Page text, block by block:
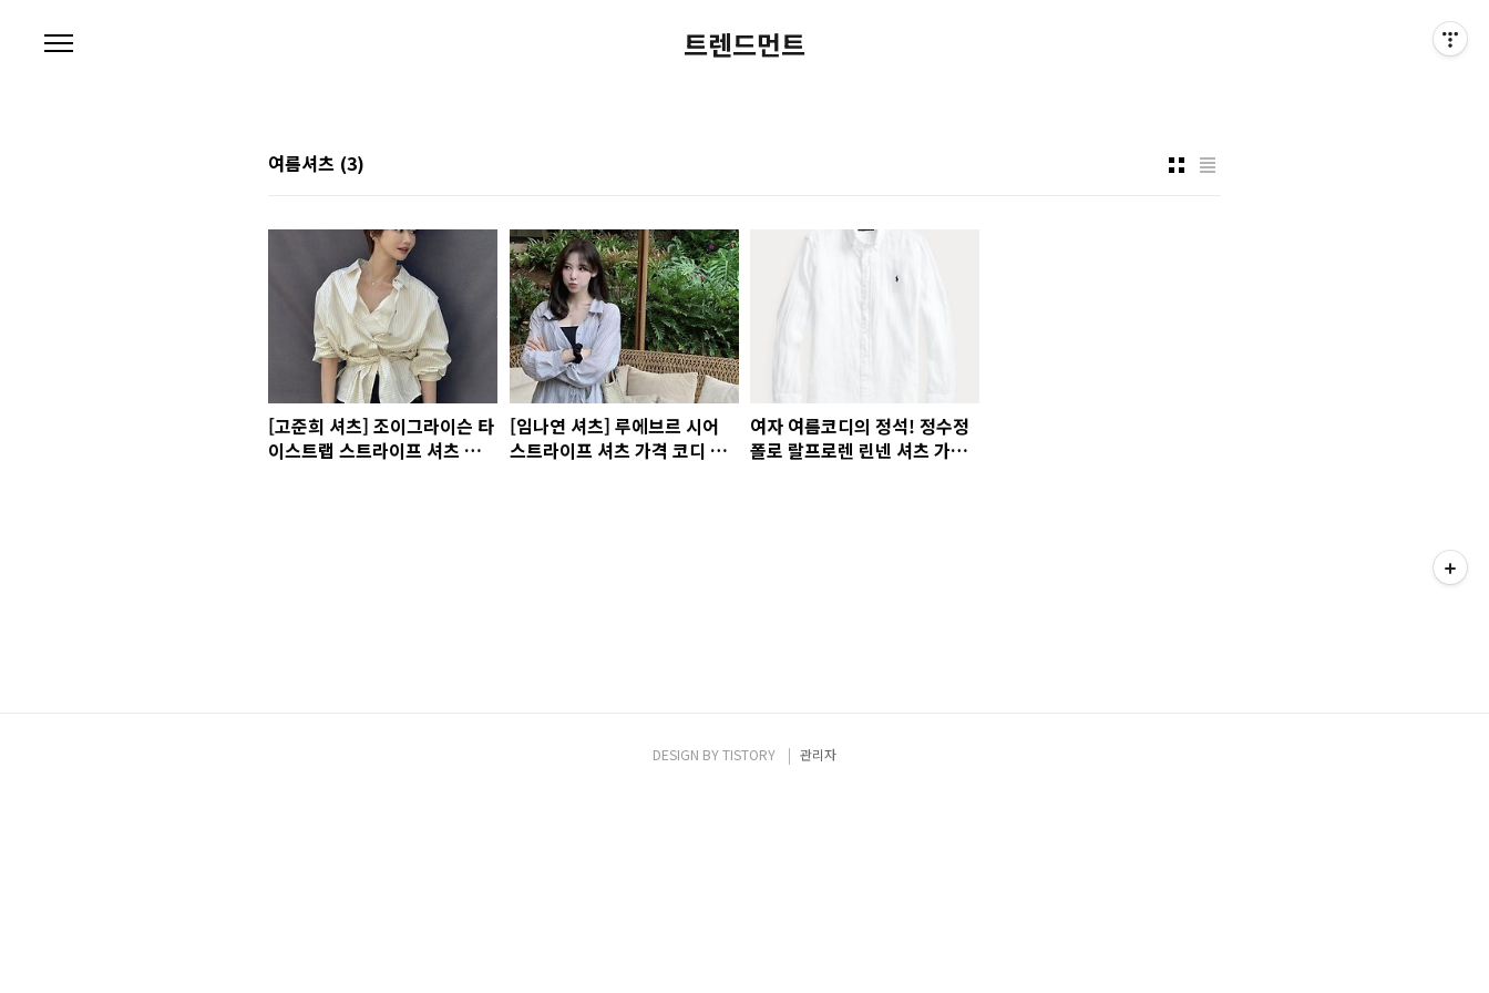
트렌드먼트
여름셔츠 (3)
[고준희 셔츠] 조이그라이슨 타
이스트랩 스트라이프 셔츠 가
[임나연 셔츠] 루에브르 시어
스트라이프 셔츠 가격 코디 정
여자 여름코디의 정석! 정수정
폴로 랄프로렌 린넨 셔츠 가격
DESIGN BYTISTORY 관리자